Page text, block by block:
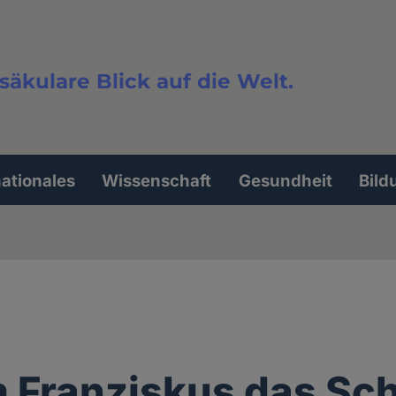
Blick auf die Welt.
Wissenschaft Gesundheit